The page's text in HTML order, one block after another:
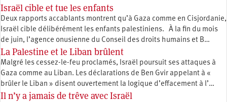
Israël cible et tue les enfants
Deux rapports accablants montrent qu’à Gaza comme en Cisjordanie,
Israël cible délibérément les enfants palestiniens. À la fin du mois
de juin, l’agence onusienne du Conseil des droits humains et B…
La Palestine et le Liban brûlent
Malgré les cessez-le-feu proclamés, Israël poursuit ses attaques à
Gaza comme au Liban. Les déclarations de Ben Gvir appelant à «
brûler le Liban » disent ouvertement la logique d’effacement à l’…
Il n’y a jamais de trêve avec Israël